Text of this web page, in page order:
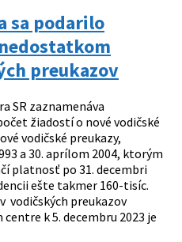
sa podarilo
preukazov
SR zaznamenáva
žiadostí o nové vodičské
vodičské preukazy,
a 30. aprílom 2004, ktorým
platnosť po 31. decembri
ešte takmer 160-tisíc.
vodičských preukazov
k 5. decembru 2023 je